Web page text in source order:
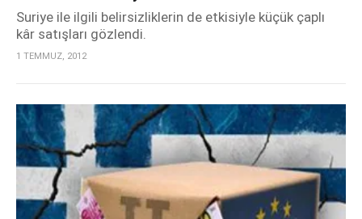
Suriye ile ilgili belirsizliklerin de etkisiyle küçük çaplı
kâr satışları gözlendi.
1 TEMMUZ, 2012